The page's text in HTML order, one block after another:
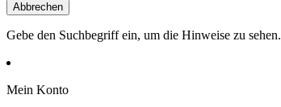
Abbrechen
Gebe den Suchbegriff ein, um die Hinweise zu sehen.
Mein Konto